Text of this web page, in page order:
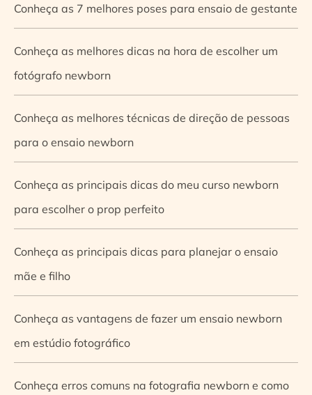
Conheça as 7 melhores poses para ensaio de gestante
Conheça as melhores dicas na hora de escolher um
fotógrafo newborn
Conheça as melhores técnicas de direção de pessoas
para o ensaio newborn
Conheça as principais dicas do meu curso newborn
para escolher o prop perfeito
Conheça as principais dicas para planejar o ensaio
mãe e filho
Conheça as vantagens de fazer um ensaio newborn
em estúdio fotográfico
Conheça erros comuns na fotografia newborn e como